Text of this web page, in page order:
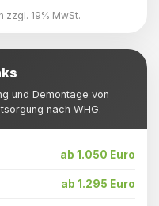
zzgl. 19% MwSt.
und Demontage von
nach WHG.
ab 1.050 Euro
ab 1.295 Euro